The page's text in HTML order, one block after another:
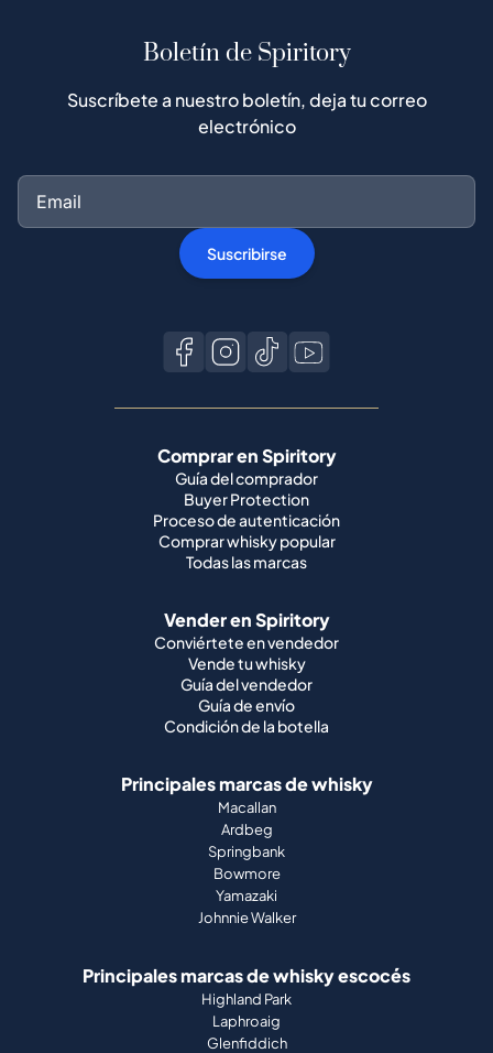
Boletín de Spiritory
Suscríbete a nuestro boletín, deja tu correo
electrónico
Suscribirse
Comprar en Spiritory
Guía del comprador
Buyer Protection
Proceso de autenticación
Comprar whisky popular
Todas las marcas
Vender en Spiritory
Conviértete en vendedor
Vende tu whisky
Guía del vendedor
Guía de envío
Condición de la botella
Principales marcas de whisky
Macallan
Ardbeg
Springbank
Bowmore
Yamazaki
Johnnie Walker
Principales marcas de whisky escocés
Highland Park
Laphroaig
Glenfiddich